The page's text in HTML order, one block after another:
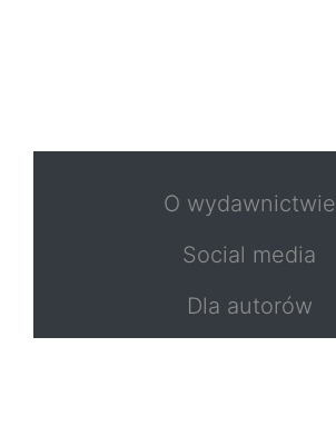
O wydawnictwie
Social media
Dla autorów